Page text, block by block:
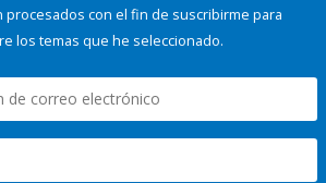
con el fin de suscribirme para
los temas que he seleccionado.